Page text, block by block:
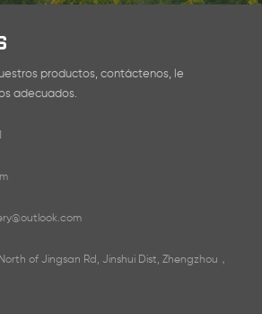
productos, contáctenos, le
adecuados.
of Jingsan Rd, Jinshui Dist, Zhengzhou，